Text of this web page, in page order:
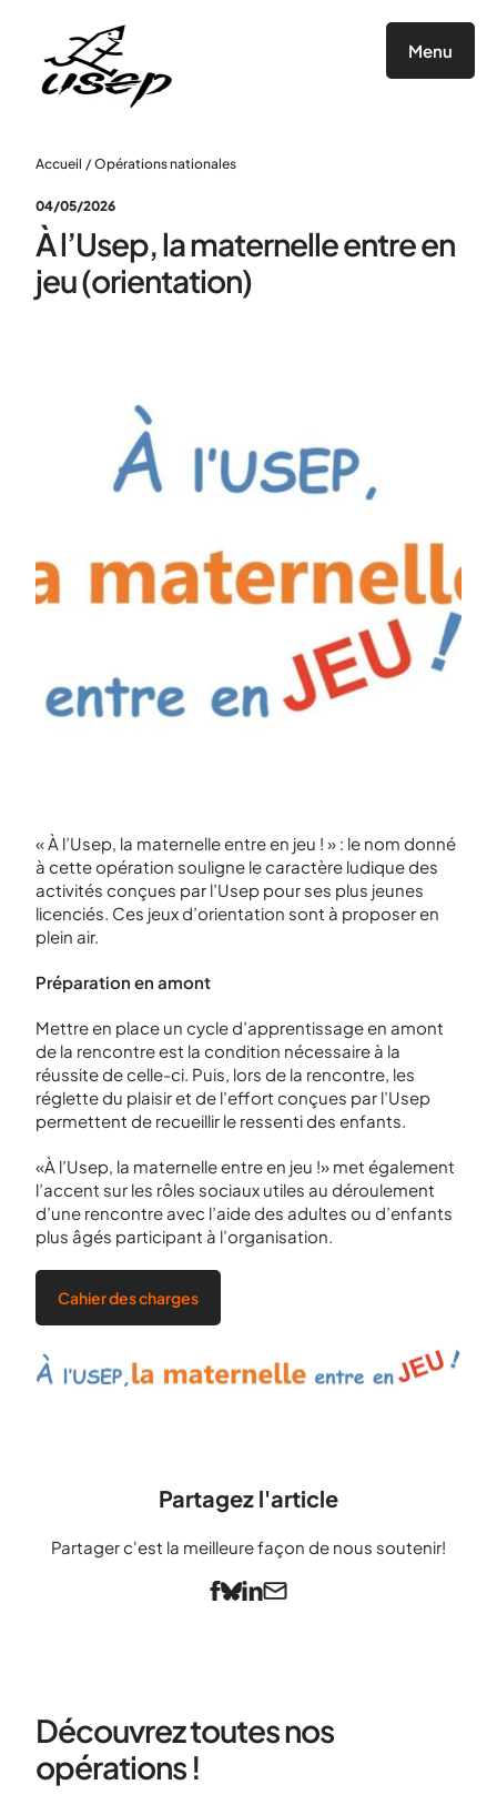
Menu
Accueil / Opérations nationales
04/05/2026
À l’Usep, la maternelle entre en
jeu (orientation)
« À l’Usep, la maternelle entre en jeu ! » : le nom donné
à cette opération souligne le caractère ludique des
activités conçues par l’Usep pour ses plus jeunes
licenciés. Ces jeux d’orientation sont à proposer en
plein air.
Préparation en amont
Mettre en place un cycle d’apprentissage en amont
de la rencontre est la condition nécessaire à la
réussite de celle-ci. Puis, lors de la rencontre, les
réglette du plaisir et de l’effort conçues par l’Usep
permettent de recueillir le ressenti des enfants.
«À l’Usep, la maternelle entre en jeu !» met également
l’accent sur les rôles sociaux utiles au déroulement
d’une rencontre avec l’aide des adultes ou d’enfants
plus âgés participant à l’organisation.
Cahier des charges
Partagez l'article
Partager c'est la meilleure façon de nous soutenir!
Découvrez toutes nos
opérations !